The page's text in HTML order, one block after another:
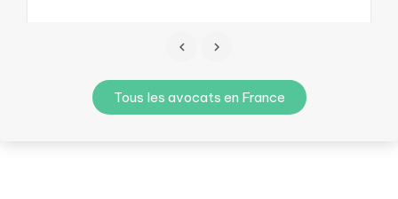
Tous les avocats en France